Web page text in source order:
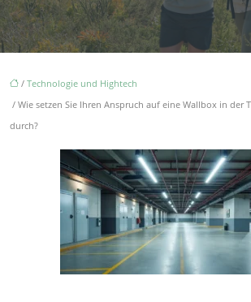
/ Technologie und Hightech
/ Wie setzen Sie Ihren Anspruch auf eine Wallbox in der
durch?